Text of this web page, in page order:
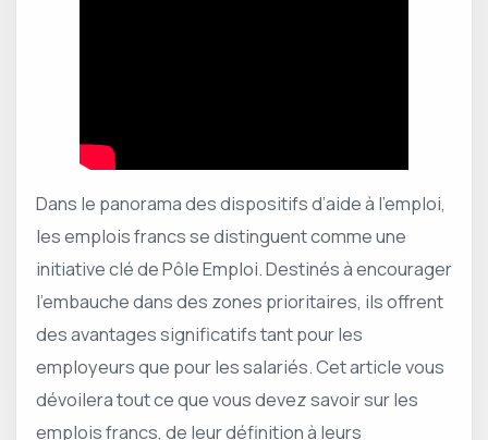
Dans le panorama des dispositifs d’aide à l’emploi,
les emplois francs se distinguent comme une
initiative clé de Pôle Emploi. Destinés à encourager
l’embauche dans des zones prioritaires, ils offrent
des avantages significatifs tant pour les
employeurs que pour les salariés. Cet article vous
dévoilera tout ce que vous devez savoir sur les
emplois francs, de leur définition à leurs